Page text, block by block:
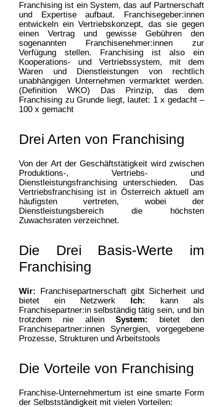
Franchising ist ein System, das auf Partnerschaft
und Expertise aufbaut. Franchisegeber:innen
entwickeln ein Vertriebskonzept, das sie gegen
einen Vertrag und gewisse Gebühren den
sogenannten Franchisenehmer:innen zur
Verfügung stellen. Franchising ist also ein
Kooperations- und Vertriebssystem, mit dem
Waren und Dienstleistungen von rechtlich
unabhängigen Unternehmen vermarktet werden.
(Definition WKO) Das Prinzip, das dem
Franchising zu Grunde liegt, lautet: 1 x gedacht –
100 x gemacht
Drei Arten von Franchising
Von der Art der Geschäftstätigkeit wird zwischen
Produktions-, Vertriebs- und
Dienstleistungsfranchising unterschieden. Das
Vertriebsfranchising ist in Österreich aktuell am
häufigsten vertreten, wobei der
Dienstleistungsbereich die höchsten
Zuwachsraten verzeichnet.
Die Drei Basis-Werte im
Franchising
Wir:
Franchisepartnerschaft gibt Sicherheit und
bietet ein Netzwerk Ich:
kann als
Franchisepartner:in selbständig tätig sein, und bin
trotzdem nie alleinSystem:
bietet den
Franchisepartner:innen Synergien, vorgegebene
Prozesse, Strukturen und Arbeitstools
Die Vorteile von Franchising
Franchise-Unternehmertum ist eine smarte Form
der Selbstständigkeit mit vielen Vorteilen: